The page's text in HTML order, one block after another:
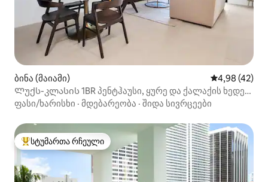
ბინა (მაიამი) საშუალო
4,98 (42)
Ლუქს-კლასის 1BR პენტჰაუსი, ყურე და ქალაქის ხედები
| ქალაქის ცენტრი
ფასი/ხარისხი · მდებარეობა · შიდა სივრცეები
სტუმართა რჩეული მოწინავე ვარიანტი
სტუმართა რჩეული